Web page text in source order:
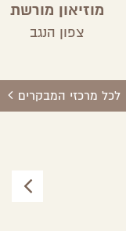
מוזיאון מורשת
צאן ברזל
צפון הנגב
לכל מרכזי המבקרים